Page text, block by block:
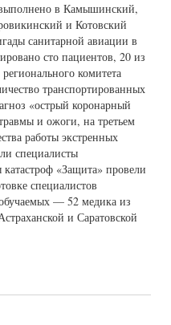
в Камышинский,
и Котовский
санитарной авиации в
сто пациентов, 20 из
комитета
транспортированных
«острый коронарный
и ожоги, на третьем
работы экстренных
специалисты
«Защита» провели
специалистов
— 52 медика из
и Саратовской